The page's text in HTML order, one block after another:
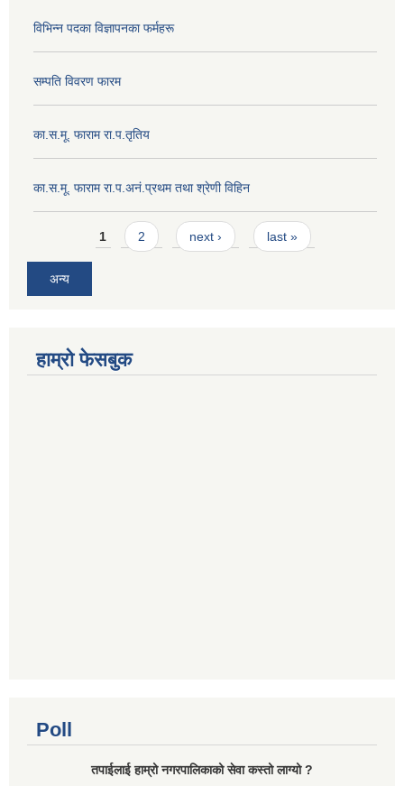
विभिन्न पदका विज्ञापनका फर्महरू
सम्पति विवरण फारम
का.स.मू. फाराम रा.प.तृतिय
का.स.मू. फाराम रा.प.अनं.प्रथम तथा श्रेणी विहिन
Pages1 2 next › last »
अन्य
हाम्रो फेसबुक
Poll
तपाईलाई हाम्रो नगरपालिकाको सेवा कस्तो लाग्यो ?